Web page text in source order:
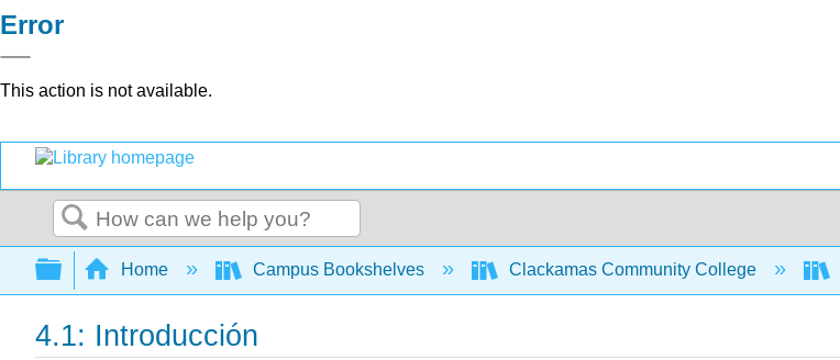
Error
This action is not available.
Search
Expand/collapse global hierarchy
Home Campus Bookshelves Clackamas Community College
4.1: Introducción